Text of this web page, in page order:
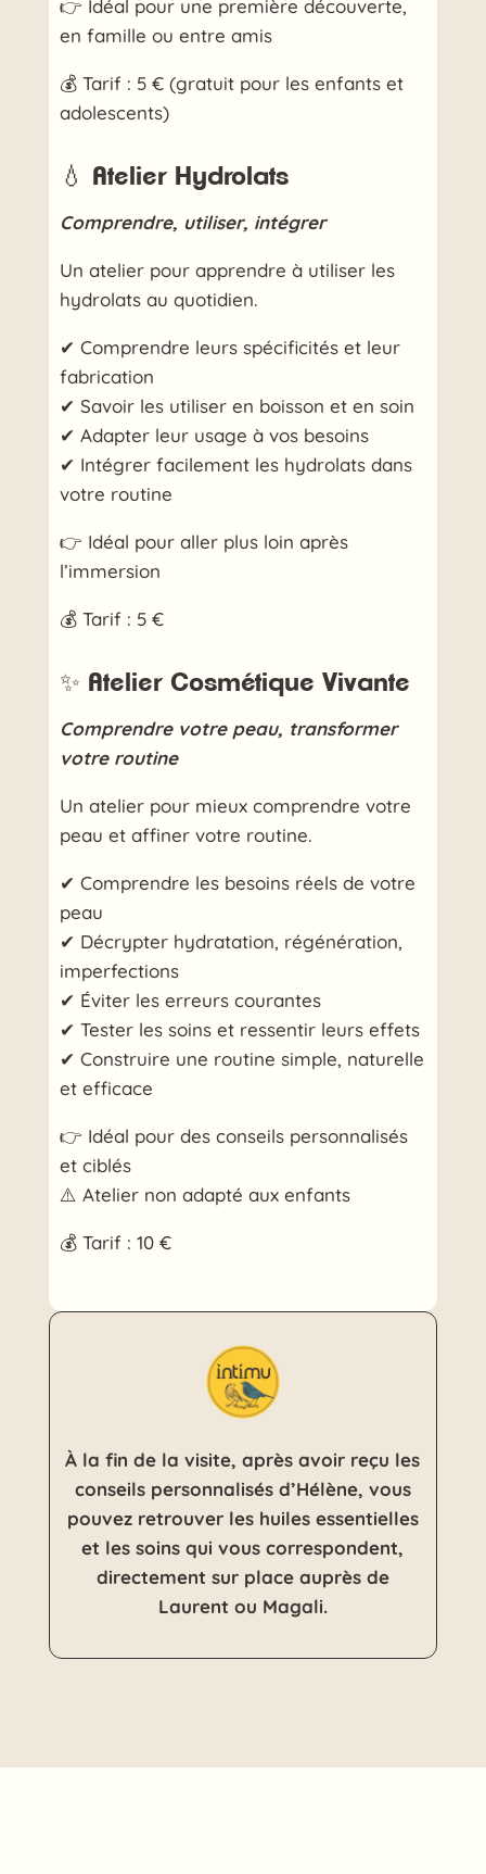
👉 Idéal pour une première découverte,
en famille ou entre amis
💰 Tarif : 5 € (gratuit pour les enfants et
adolescents)
💧 Atelier Hydrolats
Comprendre, utiliser, intégrer
Un atelier pour apprendre à utiliser les
hydrolats au quotidien.
✔ Comprendre leurs spécificités et leur
fabrication
✔ Savoir les utiliser en boisson et en soin
✔ Adapter leur usage à vos besoins
✔ Intégrer facilement les hydrolats dans
votre routine
👉 Idéal pour aller plus loin après
l’immersion
💰 Tarif : 5 €
✨ Atelier Cosmétique Vivante
Comprendre votre peau, transformer
votre routine
Un atelier pour mieux comprendre votre
peau et affiner votre routine.
✔ Comprendre les besoins réels de votre
peau
✔ Décrypter hydratation, régénération,
imperfections
✔ Éviter les erreurs courantes
✔ Tester les soins et ressentir leurs effets
✔ Construire une routine simple, naturelle
et efficace
👉 Idéal pour des conseils personnalisés
et ciblés
⚠️ Atelier non adapté aux enfants
💰 Tarif : 10 €
À la fin de la visite, après avoir reçu les
conseils personnalisés d’Hélène, vous
pouvez retrouver les huiles essentielles
et les soins qui vous correspondent,
directement sur place auprès de
Laurent ou Magali.